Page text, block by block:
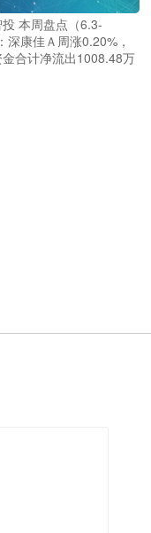
本周盘点（6.3-
深康佳Ａ周涨0.20%，
金合计净流出1008.48万